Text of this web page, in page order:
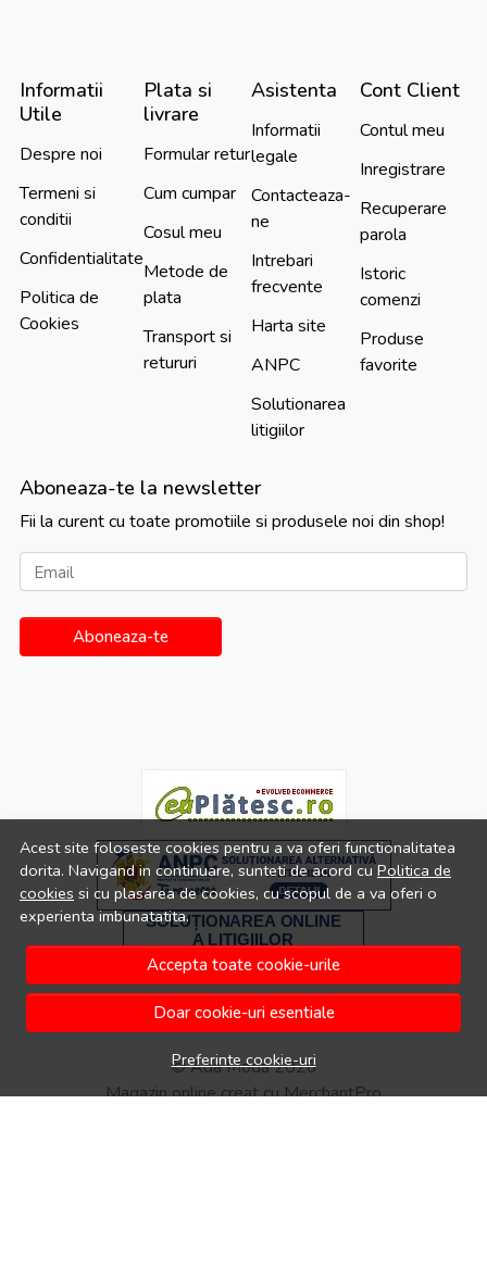
Acest site foloseste cookies pentru a va oferi functionalitatea
dorita. Navigand in continuare, sunteti de acord cuPolitica de
cookies si cu plasarea de cookies, cu scopul de a va oferi o
experienta imbunatatita.
Accepta toate cookie-urile
Doar cookie-uri esentiale
Preferinte cookie-uri
Informatii
Utile
Despre noi
Termeni si
conditii
Confidentialitate
Politica de
Cookies
Plata si
livrare
Formular retur
Cum cumpar
Cosul meu
Metode de
plata
Transport si
retururi
Asistenta
Informatii
legale
Contacteaza-
ne
Intrebari
frecvente
Harta site
ANPC
Solutionarea
litigiilor
Cont Client
Contul meu
Inregistrare
Recuperare
parola
Istoric
comenzi
Produse
favorite
Aboneaza-te la newsletter
Fii la curent cu toate promotiile si produsele noi din shop!
Email
Aboneaza-te
© Ada Moda 2026
Magazin online creat cu MerchantPro